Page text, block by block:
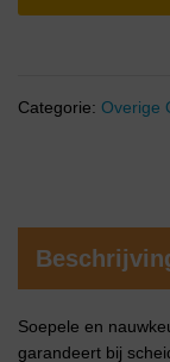
Categorie: Overige
Soepele en
garandeert bij